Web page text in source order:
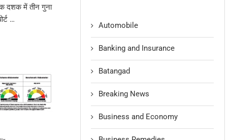
दशक में तीन गुना
…
Automobile
Banking and Insurance
Batangad
Breaking News
Business and Economy